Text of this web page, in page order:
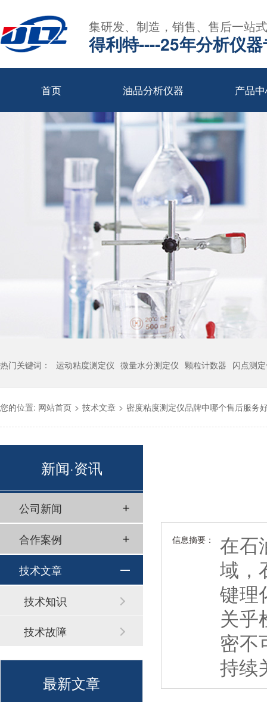
集研发、制造，销售、售后一站
得利特----25年分析仪
首页 油品分析仪器 产品
热门关键词： 运动粘度测定仪 微量水分测定仪 颗粒计数器 闪点测
您的位置: 网站首页 > 技术文章 > 密度粘度测定仪品牌中哪个售后服务
信息摘要：
在石
域，
键理
关乎
密不
持续
新闻·资讯
公司新闻
合作案例
技术文章
技术知识
技术故障
最新文章